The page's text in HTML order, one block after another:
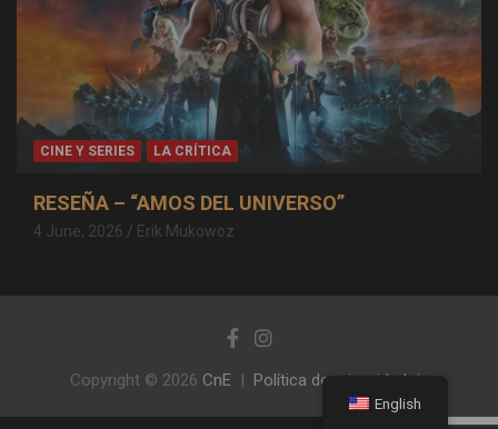
CINE Y SERIES LA CRÍTICA
RESEÑA – “AMOS DEL UNIVERSO”
4 June, 2026 Erik Mukowoz
Copyright © 2026 CnE Política de privacidad
English